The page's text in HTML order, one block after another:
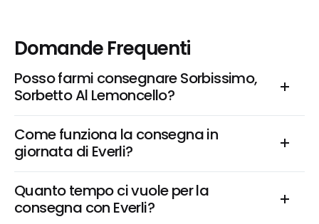
Domande Frequenti
Posso farmi consegnare Sorbissimo,
Sorbetto Al Lemoncello?
Come funziona la consegna in
giornata di Everli?
Quanto tempo ci vuole per la
consegna con Everli?